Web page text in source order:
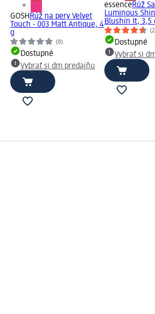
GOSH Rúž na pery Velvet
Touch - 003 Matt Antique, 4
g
(0)
Dostupné
Vybrať si dm predajňu
essenceRúž
Luminous
Blushin It, 3,5
Dostupné
Vybrať si